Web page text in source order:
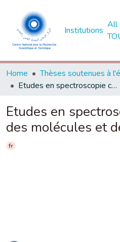
Institutions
All
Home
Etudes en spectroscopie compton des molécules et des solides
Etudes en
des molécules et
fr